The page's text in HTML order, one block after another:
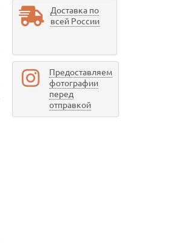
Доставка по
всей России
Предоставляем
фотографии
перед
отправкой